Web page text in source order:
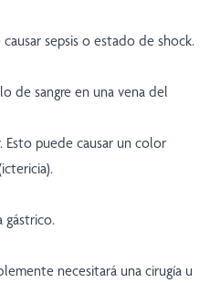
sepsis o estado de shock.
de sangre en una vena del
puede causar un color
gástrico.
necesitará una cirugía u